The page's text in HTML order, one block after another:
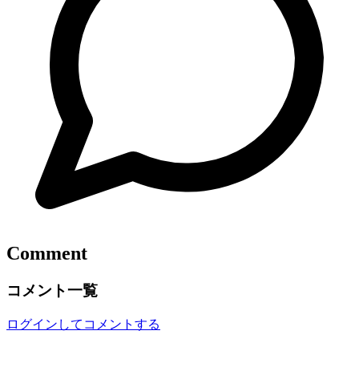
Comment
コメント一覧
ログインしてコメントする